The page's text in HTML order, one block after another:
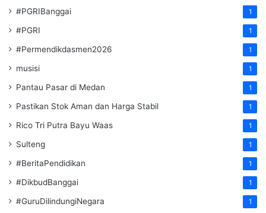
#PGRIBanggai 1
#PGRI 1
#Permendikdasmen2026 1
musisi 1
Pantau Pasar di Medan 1
Pastikan Stok Aman dan Harga Stabil 1
Rico Tri Putra Bayu Waas 1
Sulteng 1
#BeritaPendidikan 1
#DikbudBanggai 1
#GuruDilindungiNegara 1